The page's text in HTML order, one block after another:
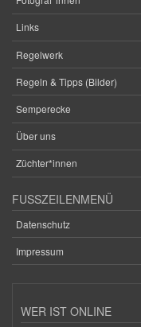
Links
Regelwerk
Regeln & Tipps (Bilder)
Semperecke
Über uns
Züchter*innen
FUSSZEILENMENÜ
Datenschutz
Impressum
WER IST ONLINE